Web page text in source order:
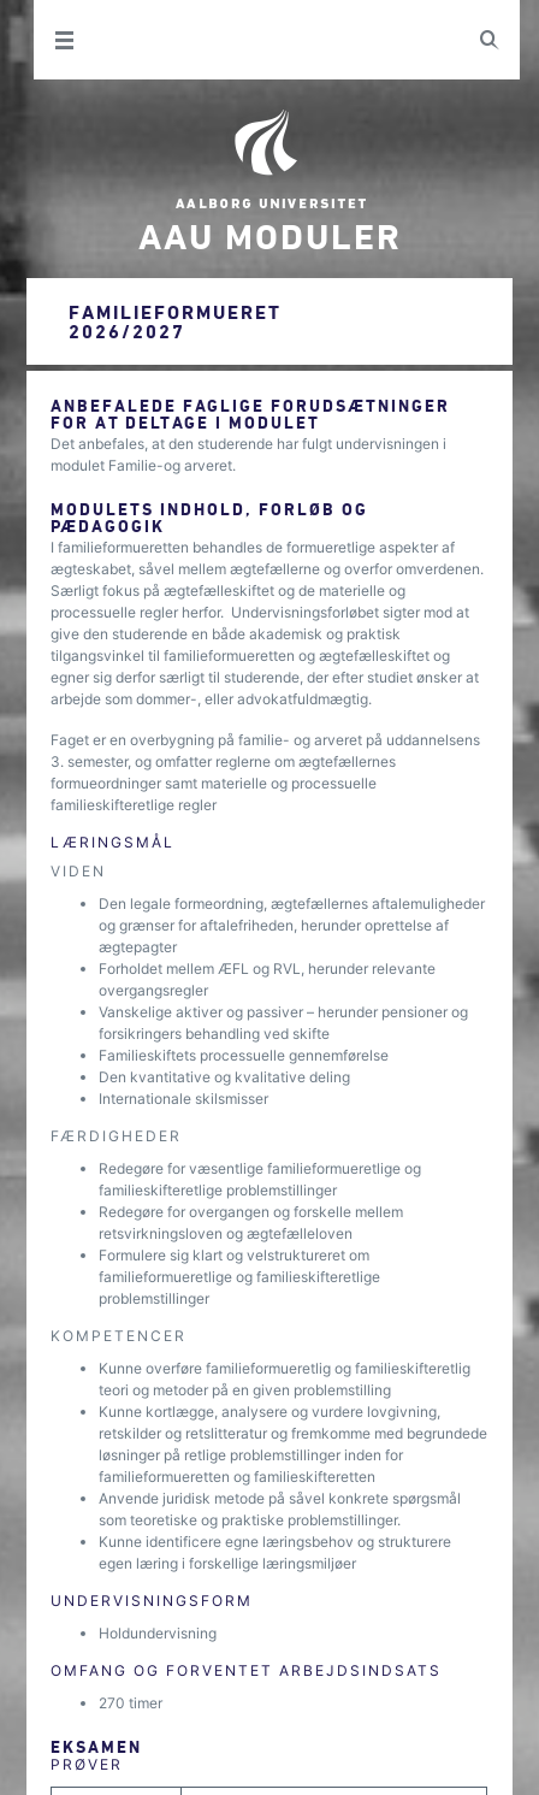
AAU MODULER
FAMILIEFORMUERET
2026/2027
ANBEFALEDE FAGLIGE FORUDSÆTNINGER
FOR AT DELTAGE I MODULET
Det anbefales, at den studerende har fulgt undervisningen i
modulet Familie-og arveret.
MODULETS INDHOLD, FORLØB OG
PÆDAGOGIK
I familieformueretten behandles de formueretlige aspekter af
ægteskabet, såvel mellem ægtefællerne og overfor omverdenen.
Særligt fokus på ægtefælleskiftet og de materielle og
processuelle regler herfor. Undervisningsforløbet sigter mod at
give den studerende en både akademisk og praktisk
tilgangsvinkel til familieformueretten og ægtefælleskiftet og
egner sig derfor særligt til studerende, der efter studiet ønsker at
arbejde som dommer-, eller advokatfuldmægtig.
Faget er en overbygning på familie- og arveret på uddannelsens
3. semester, og omfatter reglerne om ægtefællernes
formueordninger samt materielle og processuelle
familieskifteretlige regler
LÆRINGSMÅL
VIDEN
Den legale formeordning, ægtefællernes aftalemuligheder
og grænser for aftalefriheden, herunder oprettelse af
ægtepagter
Forholdet mellem ÆFL og RVL, herunder relevante
overgangsregler
Vanskelige aktiver og passiver – herunder pensioner og
forsikringers behandling ved skifte
Familieskiftets processuelle gennemførelse
Den kvantitative og kvalitative deling
Internationale skilsmisser
FÆRDIGHEDER
Redegøre for væsentlige familieformueretlige og
familieskifteretlige problemstillinger
Redegøre for overgangen og forskelle mellem
retsvirkningsloven og ægtefælleloven
Formulere sig klart og velstruktureret om
familieformueretlige og familieskifteretlige
problemstillinger
KOMPETENCER
Kunne overføre familieformueretlig og familieskifteretlig
teori og metoder på en given problemstilling
Kunne kortlægge, analysere og vurdere lovgivning,
retskilder og retslitteratur og fremkomme med begrundede
løsninger på retlige problemstillinger inden for
familieformueretten og familieskifteretten
Anvende juridisk metode på såvel konkrete spørgsmål
som teoretiske og praktiske problemstillinger.
Kunne identificere egne læringsbehov og strukturere
egen læring i forskellige læringsmiljøer
UNDERVISNINGSFORM
Holdundervisning
OMFANG OG FORVENTET ARBEJDSINDSATS
270 timer
EKSAMEN
PRØVER